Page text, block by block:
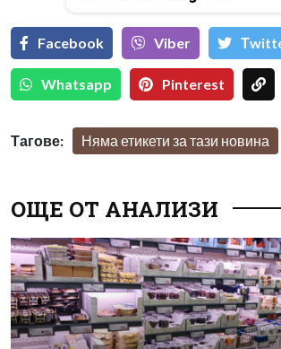
Facebook Viber
Whatsapp Pinterest
Тагове: Няма етикети за тази новина
ОЩЕ ОТ АНАЛИЗИ